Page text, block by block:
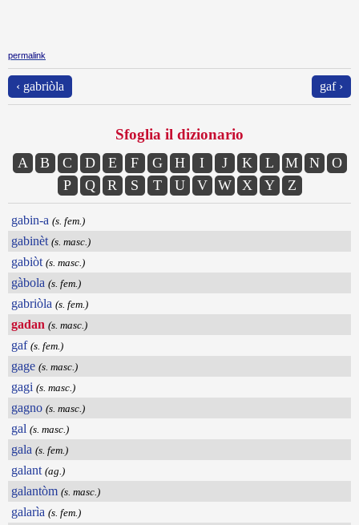
permalink
‹ gabriòla gaf ›
Sfoglia il dizionario
A B C D E F G H I J K L M N
O
P
Q R S T U V W X Y Z
gabin-a (s. fem.)
gabinèt (s. masc.)
gabiòt (s. masc.)
gàbola (s. fem.)
gabriòla (s. fem.)
gadan (s. masc.)
gaf (s. fem.)
gage (s. masc.)
gagi (s. masc.)
gagno (s. masc.)
gal (s. masc.)
gala (s. fem.)
galant (ag.)
galantòm (s. masc.)
galarìa (s. fem.)